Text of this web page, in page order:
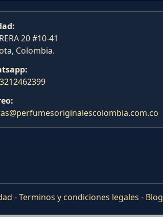
20 #10-41
Colombia.
-Terminos y condiciones legales - Blog